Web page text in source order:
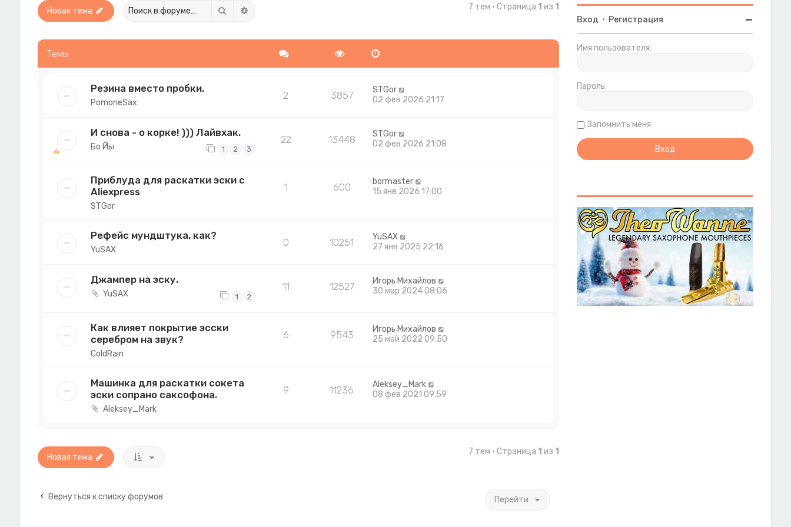
Новая тема Поиск 7 тем • Страница 1 из 1
Темы
Резина вместо пробки.
PomorieSax
2 3857
STGor
02 фев 2026 21:17
И снова - о корке! ))) Лайвхак.
Бо Йы 1 2 3
22 13448
STGor
02 фев 2026 21:08
Приблуда для раскатки эски с
Aliexpress
STGor
1 600
bormaster
15 янв 2026 17:00
Рефейс мундштука, как?
YuSAX
0 10251
YuSAX
27 янв 2025 22:16
Джампер на эску.
YuSAX 1 2
11 12527
Игорь Михайлов
30 мар 2024 08:06
Как влияет покрытие эсски
серебром на звук?
ColdRain
6 9543
Игорь Михайлов
25 май 2022 09:50
Машинка для раскатки сокета
эски сопрано саксофона.
Aleksey_Mark
9 11236
Aleksey_Mark
08 фев 2021 09:59
Новая тема
7 тем • Страница 1 из 1
Вернуться к списку форумов Перейти
Вход • Регистрация
Имя пользователя:
Пароль:
Запомнить меня